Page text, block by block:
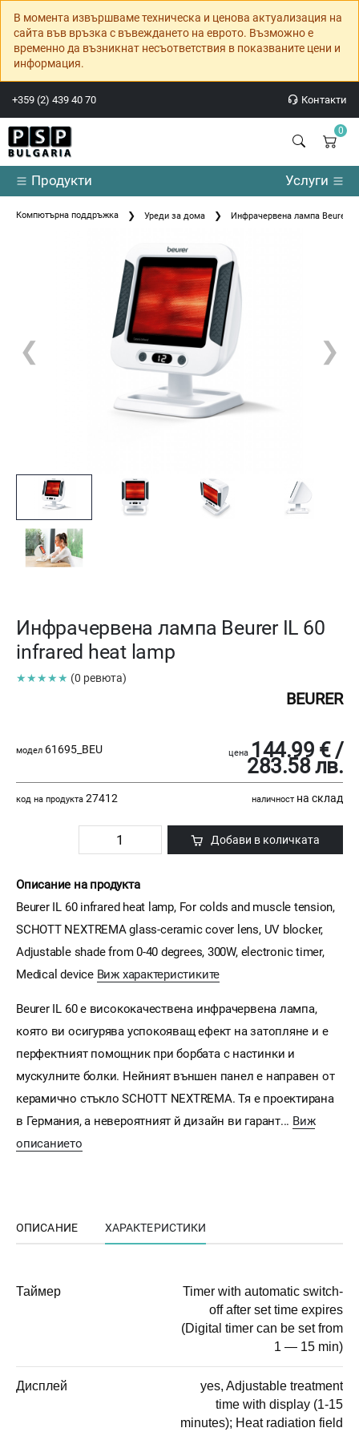
В момента извършваме техническа и ценова актуализация на
сайта във връзка с въвеждането на еврото. Възможно е
временно да възникнат несъответствия в показваните цени и
информация.
+359 (2) 439 40 70 Контакти
0
Продукти Услуги
Компютърна поддръжка Уреди за дома Инфрачервена лампа Beurer
❮ ❯
Инфрачервена лампа Beurer IL 60
infrared heat lamp
★★★★★ (0 ревюта)
BEURER
модел 61695_BEU цена 144.99 € /
283.58 лв.
код на продукта 27412 наличност на склад
Добави в количката
Описание на продукта
Beurer IL 60 infrared heat lamp, For colds and muscle tension,
SCHOTT NEXTREMA glass-ceramic cover lens, UV blocker,
Adjustable shade from 0-40 degrees, 300W, electronic timer,
Medical device Виж характеристиките
Beurer IL 60 е висококачествена инфрачервена лампа,
която ви осигурява успокояващ ефект на затопляне и е
перфектният помощник при борбата с настинки и
мускулните болки. Нейният външен панел е направен от
керамично стъкло SCHOTT NEXTREMA. Тя е проектирана
в Германия, а невероятният й дизайн ви гарант... Виж
описанието
ОПИСАНИЕ ХАРАКТЕРИСТИКИ
Таймер
Timer with automatic switch-
off after set time expires
(Digital timer can be set from
1 — 15 min)
Дисплей
yes, Adjustable treatment
time with display (1-15
minutes); Heat radiation field